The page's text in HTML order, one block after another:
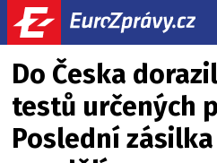
Do Česka
testů určených
Poslední